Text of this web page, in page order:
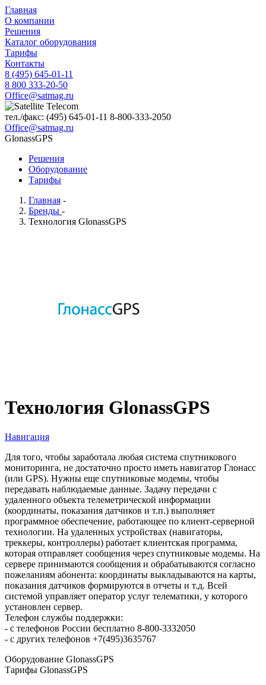
Главная
О компании
Решения
Каталог оборудования
Тарифы
Контакты
8 (495) 645-01-11
8 800 333-20-50
Office@satmag.ru
тел./факс: (495) 645-01-11 8-800-333-2050
Office@satmag.ru
GlonassGPS
Решения
Оборудование
Тарифы
Главная -
Бренды -
Технология GlonassGPS
Технология GlonassGPS
Навигация
Для того, чтобы заработала любая система спутникового
мониторинга, не достаточно просто иметь навигатор Глонасс
(или GPS). Нужны еще спутниковые модемы, чтобы
передавать наблюдаемые данные. Задачу передачи с
удаленного объекта телеметрической информации
(координаты, показания датчиков и т.п.) выполняет
программное обеспечение, работающее по клиент-серверной
технологии. На удаленных устройствах (навигаторы,
треккеры, контроллеры) работает клиентская программа,
которая отправляет сообщения через спутниковые модемы. На
сервере принимаются сообщения и обрабатываются согласно
пожеланиям абонента: координаты выкладываются на карты,
показания датчиков формируются в отчеты и т.д. Всей
системой управляет оператор услуг телематики, у которого
установлен сервер.
Телефон службы поддержки:
- с телефонов России бесплатно 8-800-3332050
- с других телефонов +7(495)3635767
Оборудование GlonassGPS
Тарифы GlonassGPS